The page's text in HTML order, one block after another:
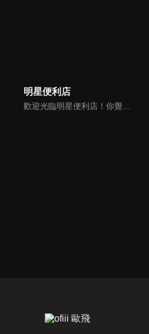
明星便利店
歡迎光臨明星便利店！你覺得便利店裡面有什麼？關東煮？茶葉蛋？還是讓你尖叫的大明星？一家擁有明星的便利店，到底有多稀奇，你會不會想要光臨呢？